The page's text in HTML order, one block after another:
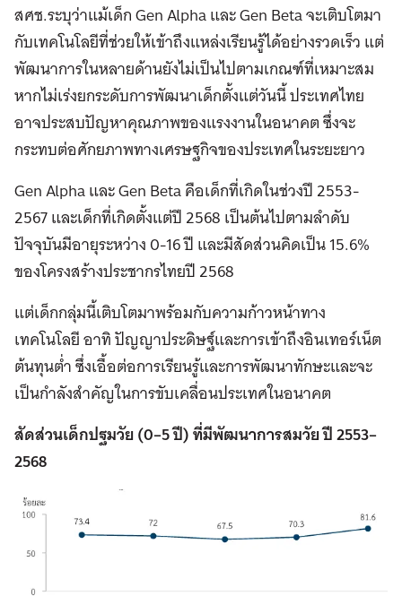
สศช.ระบุว่าแม้เด็ก Gen Alpha และ Gen Beta จะเติบโตมา
กับเทคโนโลยีที่ช่วยให้เข้าถึงแหล่งเรียนรู้ได้อย่างรวดเร็ว แต่
พัฒนาการในหลายด้านยังไม่เป็นไปตามเกณฑ์ที่เหมาะสม
หากไม่เร่งยกระดับการพัฒนาเด็กตั้งแต่วันนี้ ประเทศไทย
อาจประสบปัญหาคุณภาพของแรงงานในอนาคต ซึ่งจะ
กระทบต่อศักยภาพทางเศรษฐกิจของประเทศในระยะยาว
Gen Alpha และ Gen Beta คือเด็กที่เกิดในช่วงปี 2553-
2567 และเด็กที่เกิดตั้งแต่ปี 2568 เป็นต้นไปตามลำดับ
ปัจจุบันมีอายุระหว่าง 0-16 ปี และมีสัดส่วนคิดเป็น 15.6%
ของโครงสร้างประชากรไทยปี 2568
แต่เด็กกลุ่มนี้เติบโตมาพร้อมกับความก้าวหน้าทาง
เทคโนโลยี อาทิ ปัญญาประดิษฐ์และการเข้าถึงอินเทอร์เน็ต
ต้นทุนต่ำ ซึ่งเอื้อต่อการเรียนรู้และการพัฒนาทักษะและจะ
เป็นกำลังสำคัญในการขับเคลื่อนประเทศในอนาคต
สัดส่วนเด็กปฐมวัย (0–5 ปี) ที่มีพัฒนาการสมวัย ปี 2553–
2568